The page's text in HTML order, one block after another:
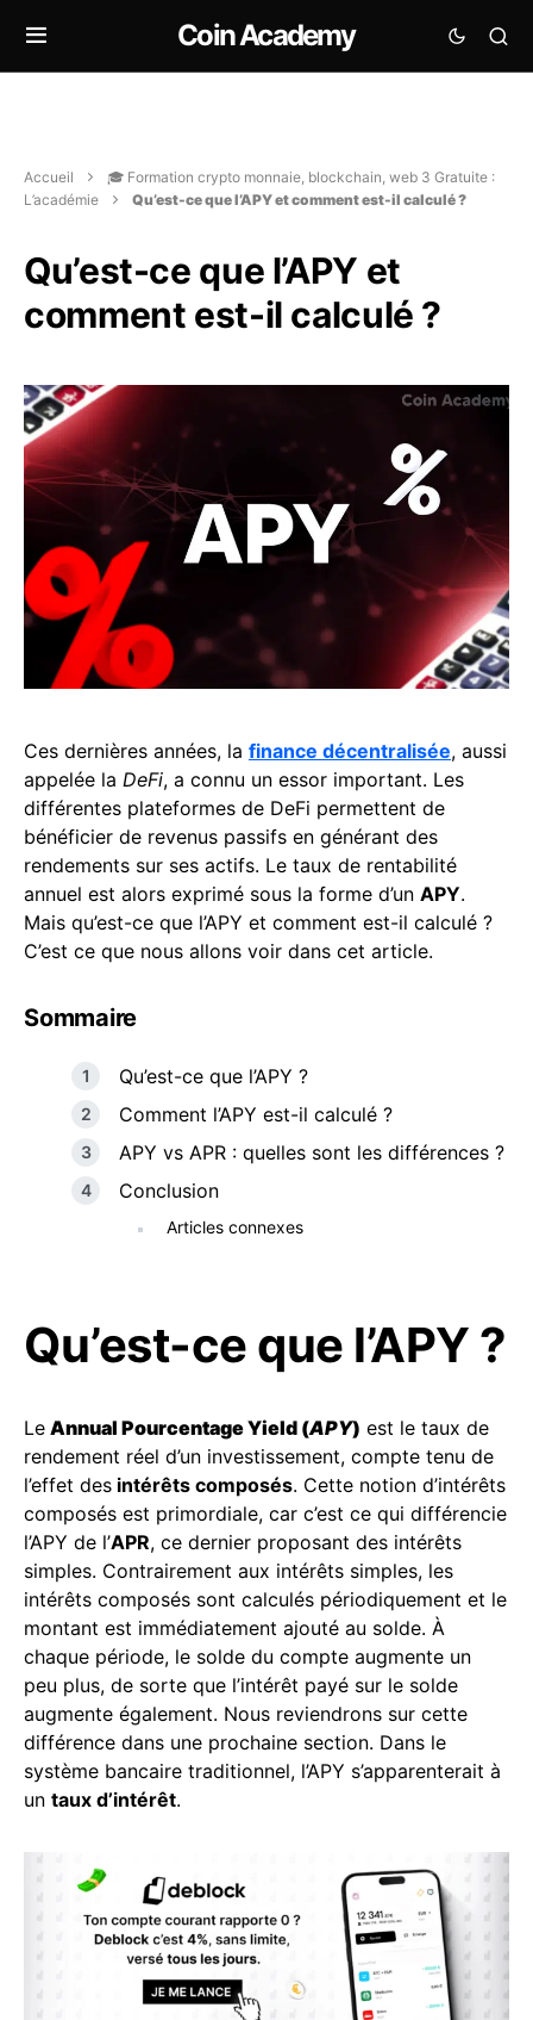
Coin Academy
Accueil
🎓 Formation crypto monnaie, blockchain, web 3 Gratuite :
L’académie
Qu’est-ce que l’APY et comment est-il calculé ?
Qu’est-ce que l’APY et
comment est-il calculé ?
Ces dernières années, la finance décentralisée, aussi
appelée la DeFi, a connu un essor important. Les
différentes plateformes de DeFi permettent de
bénéficier de revenus passifs en générant des
rendements sur ses actifs. Le taux de rentabilité
annuel est alors exprimé sous la forme d’un APY.
Mais qu’est-ce que l’APY et comment est-il calculé ?
C’est ce que nous allons voir dans cet article.
Sommaire
Qu’est-ce que l’APY ?
Comment l’APY est-il calculé ?
APY vs APR : quelles sont les différences ?
Conclusion
Articles connexes
Qu’est-ce que l’APY ?
Le Annual Pourcentage Yield (APY) est le taux de
rendement réel d’un investissement, compte tenu de
l’effet des intérêts composés. Cette notion d’intérêts
composés est primordiale, car c’est ce qui différencie
l’APY de l’APR, ce dernier proposant des intérêts
simples. Contrairement aux intérêts simples, les
intérêts composés sont calculés périodiquement et le
montant est immédiatement ajouté au solde. À
chaque période, le solde du compte augmente un
peu plus, de sorte que l’intérêt payé sur le solde
augmente également. Nous reviendrons sur cette
différence dans une prochaine section. Dans le
système bancaire traditionnel, l’APY s’apparenterait à
un taux d’intérêt.